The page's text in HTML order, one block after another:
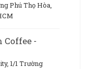
Phú Thọ Hòa,
-
1/1 Trường